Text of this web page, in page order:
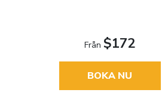
Från$172
BOKA NU